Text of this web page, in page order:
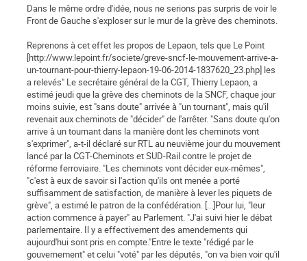
Dans le même ordre d'idée, nous ne serions pas surpris de voir le
Front de Gauche s'exploser sur le mur de la grève des cheminots.
Reprenons à cet effet les propos de Lepaon, tels que Le Point
[http://www.lepoint.fr/societe/greve-sncf-le-mouvement-arrive-a-
un-tournant-pour-thierry-lepaon-19-06-2014-1837620_23.php] les
a relevés" Le secrétaire général de la CGT, Thierry Lepaon, a
estimé jeudi que la grève des cheminots de la SNCF, chaque jour
moins suivie, est "sans doute" arrivée à "un tournant", mais qu'il
revenait aux cheminots de "décider" de l'arrêter. "Sans doute qu'on
arrive à un tournant dans la manière dont les cheminots vont
s'exprimer", a-t-il déclaré sur RTL au neuvième jour du mouvement
lancé par la CGT-Cheminots et SUD-Rail contre le projet de
réforme ferroviaire. "Les cheminots vont décider eux-mêmes",
"c'est à eux de savoir si l'action qu'ils ont menée a porté
suffisamment de satisfaction, de manière à lever les piquets de
grève", a estimé le patron de la confédération. [...]Pour lui, "leur
action commence à payer" au Parlement. "J'ai suivi hier le débat
parlementaire. Il y a effectivement des amendements qui
aujourd'hui sont pris en compte."Entre le texte "rédigé par le
gouvernement" et celui "voté" par les députés, "on va bien voir qu'il